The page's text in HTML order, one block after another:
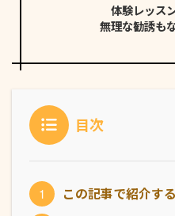
体験レッス
無理な勧誘も
目次
この記事で紹介す